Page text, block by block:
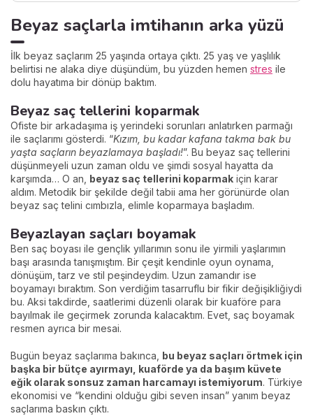
Beyaz saçlarla imtihanın arka yüzü
İlk beyaz saçlarım 25 yaşında ortaya çıktı. 25 yaş ve yaşlılık
belirtisi ne alaka diye düşündüm, bu yüzden hemen stres ile
dolu hayatıma bir dönüp baktım.
Beyaz saç tellerini koparmak
Ofiste bir arkadaşıma iş yerindeki sorunları anlatırken parmağı
ile saçlarımı gösterdi. “Kızım, bu kadar kafana takma bak bu
yaşta saçların beyazlamaya başladı!”. Bu beyaz saç tellerini
düşünmeyeli uzun zaman oldu ve şimdi sosyal hayatta da
karşımda… O an, beyaz saç tellerini koparmak için karar
aldım. Metodik bir şekilde değil tabii ama her görünürde olan
beyaz saç telini cımbızla, elimle koparmaya başladım.
Beyazlayan saçları boyamak
Ben saç boyası ile gençlik yıllarımın sonu ile yirmili yaşlarımın
başı arasında tanışmıştım. Bir çeşit kendinle oyun oynama,
dönüşüm, tarz ve stil peşindeydim. Uzun zamandır ise
boyamayı bıraktım. Son verdiğim tasarruflu bir fikir değişikliğiydi
bu. Aksi takdirde, saatlerimi düzenli olarak bir kuaföre para
bayılmak ile geçirmek zorunda kalacaktım. Evet, saç boyamak
resmen ayrıca bir mesai.
Bugün beyaz saçlarıma bakınca, bu beyaz saçları örtmek için
başka bir bütçe ayırmayı, kuaförde ya da başım küvete
eğik olarak sonsuz zaman harcamayı istemiyorum. Türkiye
ekonomisi ve “kendini olduğu gibi seven insan” yanım beyaz
saçlarıma baskın çıktı.